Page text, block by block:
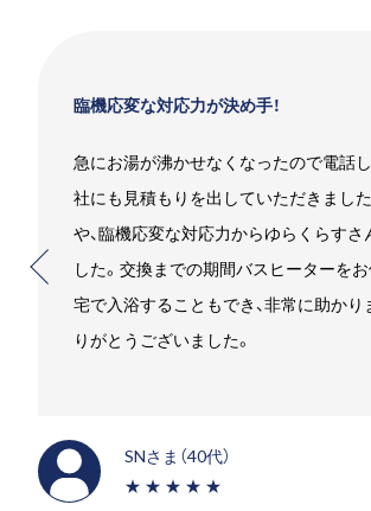
臨機応変な対応力が決め手！
急にお湯が沸かせなくなったので電話
社にも見積もりを出していただきまし
や、臨機応変な対応力からゆらくらすさ
した。交換までの期間バスヒーターを
宅で入浴することもでき、非常に助かり
りがとうございました。
SNさま（40代）
★★★★★